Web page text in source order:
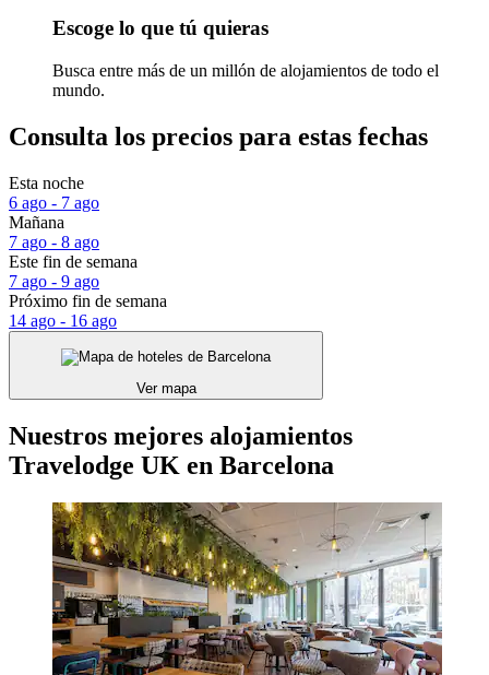
Escoge lo que tú quieras
Busca entre más de un millón de alojamientos de todo el
mundo.
Consulta los precios para estas fechas
Esta noche
6 ago - 7 ago
Mañana
7 ago - 8 ago
Este fin de semana
7 ago - 9 ago
Próximo fin de semana
14 ago - 16 ago
Ver mapa
Nuestros mejores alojamientos
Travelodge UK en Barcelona